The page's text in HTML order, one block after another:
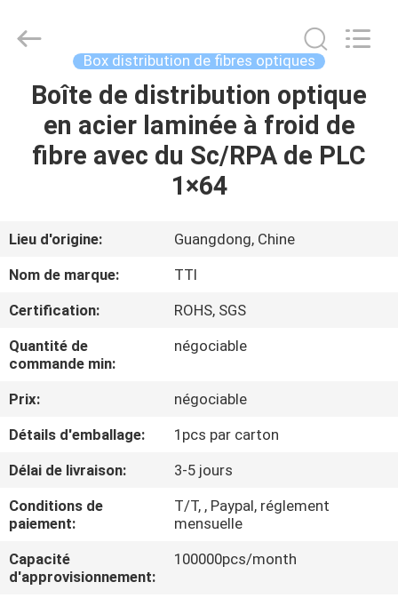
MAISON
DES
AU
SUJET
DE
VISITE
CONTRÔLE
DE
QUALITÉ
CONTACTEZ-
Communication
Tech.
Reserved.
Box distribution de fibres optiques
Boîte de distribution optique
en acier laminée à froid de
fibre avec du Sc/RPA de PLC
1×64
Lieu d'origine:
Guangdong, Chine
Nom de marque:
TTI
Certification:
ROHS, SGS
Quantité de
commande min:
négociable
Prix:
négociable
Détails d'emballage:
1pcs par carton
Délai de livraison:
3-5 jours
Conditions de
paiement:
T/T, , Paypal, réglement
mensuelle
Capacité
d'approvisionnement:
100000pcs/month